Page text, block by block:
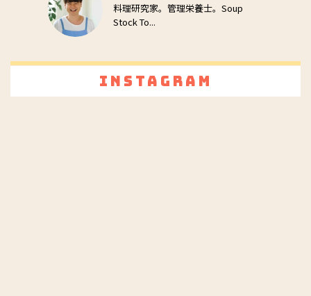
料理研究家。管理栄養士。Soup
Stock To...
Instagram